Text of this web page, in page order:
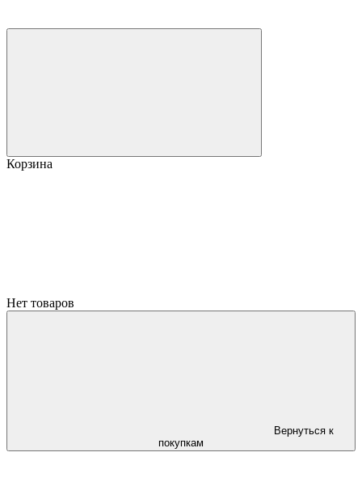
Корзина
Нет товаров
Вернуться к
покупкам